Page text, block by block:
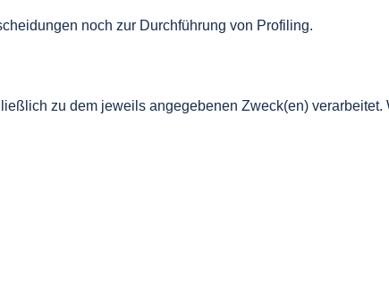
noch zur Durchführung von Profiling.
zu dem jeweils angegebenen Zweck(en) verarbeitet.